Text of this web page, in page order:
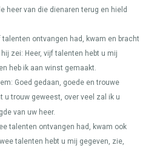
heer van die dienaren terug en hield
talenten ontvangen had, kwam en bracht
zei: Heer, vijf talenten hebt u mij
heb ik aan winst gemaakt.
Goed gedaan, goede en trouwe
u trouw geweest, over veel zal ik u
van uw heer.
talenten ontvangen had, kwam ook
talenten hebt u mij gegeven, zie,